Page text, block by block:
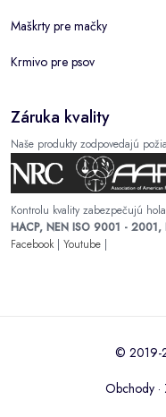
Maškrty pre mačky
Krmivo pre psov
Záruka kvality
Naše produkty zodpovedajú
Kontrolu kvality zabezpečujú
HACP, NEN ISO 9001 - 2001,
Facebook| Youtube |
© 2019-
Obchody ·